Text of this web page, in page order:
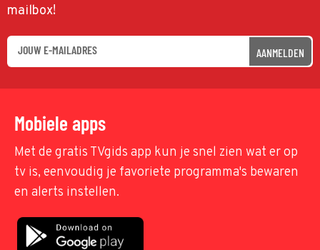
mailbox!
AANMELDEN
Mobiele apps
Met de gratis TVgids app kun je snel zien wat er op
tv is, eenvoudig je favoriete programma's bewaren
en alerts instellen.